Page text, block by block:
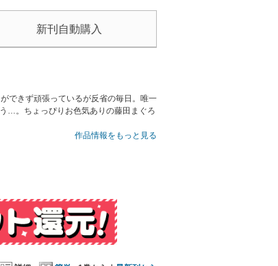
新刊自動購入
できず頑張っているが反省の毎日。唯一
…。ちょっぴりお色気ありの藤田まぐろ
作品情報をもっと見る